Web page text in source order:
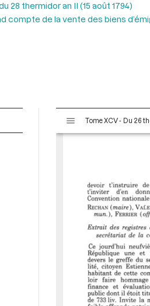
28 thermidor an II (15 août 1794)
compte de la vente des biens
s
Tome XCV - Du 26